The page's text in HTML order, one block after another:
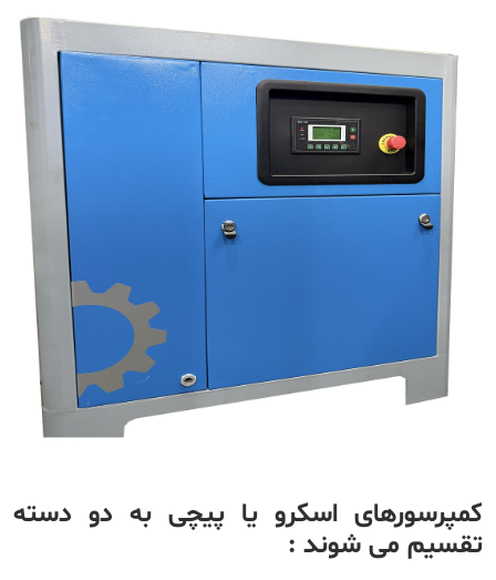
کمپرسورهای اسکرو یا پیچی به دو دسته
تقسیم می شوند :